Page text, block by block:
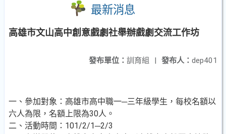
最新消息
高雄市文山高中創意戲劇社舉辦戲劇交流工作坊
發布人： dep401
發布單位： 訓育組 |
一、參加對象：高雄市高中職一─三年級學生，每校名額以
六人為限，名額上限為30人。
二、活動時間：101/2/1─2/3